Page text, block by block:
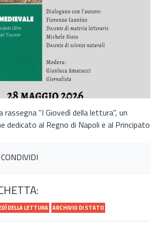
rassegna "I Giovedì della lettura", un
dedicato al Regno di Napoli e al Principato
CONDIVIDI
DELLA LETTURA ARCHIVIO DI STATO